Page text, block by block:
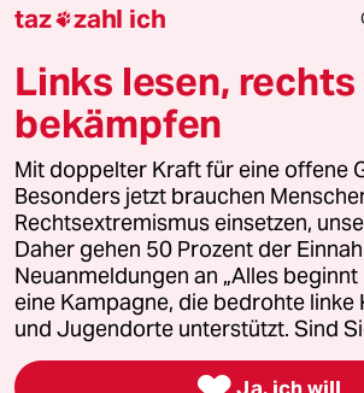
Downloads für Abonnierende
© 2026 taz Verlags und Vertriebs GmbH
Alle Rechte vorbehalten. Bei rechtlichen Fragen
wenden Sie sich bitte an lizenzen@taz.de
Feedback Redaktionsstatut
Leitlinie Informant Datenschutz
Seitenwende Einwilligungen
taz zahl ich
Links lesen, rechts
bekämpfen
Mit doppelter Kraft für eine offene
Besonders jetzt brauchen
Rechtsextremismus einsetzen,
Daher gehen 50 Prozent der
Neuanmeldungen an „Alles beginnt
eine Kampagne, die bedrohte linke
und Jugendorte unterstützt. Sind
Ja, ich will